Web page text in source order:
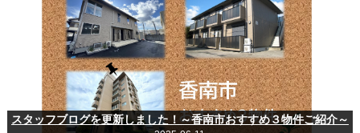
スタッフブログを更新しました！～香南市おすすめ３物件ご紹介～